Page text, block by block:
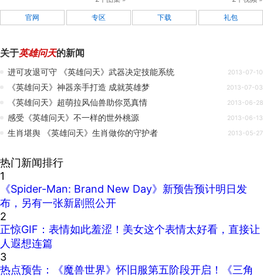
官网 专区 下载 礼包
关于英雄问天的新闻
进可攻退可守 《英雄问天》武器决定技能系统 2013-07-10
《英雄问天》神器亲手打造 成就英雄梦 2013-07-03
《英雄问天》超萌拉风仙兽助你觅真情 2013-06-28
感受《英雄问天》不一样的世外桃源 2013-06-13
生肖堪舆 《英雄问天》生肖做你的守护者 2013-05-27
热门新闻排行
1
《Spider-Man: Brand New Day》新预告预计明日发
布，另有一张新剧照公开
2
正惊GIF：表情如此羞涩！美女这个表情太好看，直接让
人遐想连篇
3
热点预告：《魔兽世界》怀旧服第五阶段开启！《三角